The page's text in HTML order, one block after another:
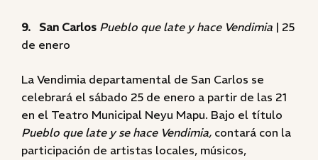
9. San Carlos Pueblo que late y hace Vendimia | 25
de enero
La Vendimia departamental de San Carlos se
celebrará el sábado 25 de enero a partir de las 21
en el Teatro Municipal Neyu Mapu. Bajo el título
Pueblo que late y se hace Vendimia, contará con la
participación de artistas locales, músicos,